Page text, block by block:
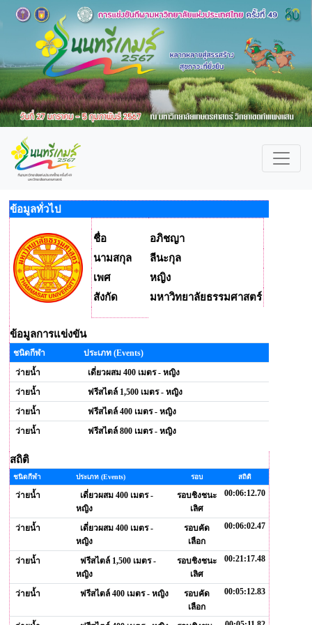
ข้อมูลทั่วไป
ชื่อ
อภิชญา
นามสกุล
ลีนะกุล
เพศ
หญิง
สังกัด
มหาวิทยาลัยธรรมศาสตร์
ข้อมูลการแข่งขัน
ชนิดกีฬา
ประเภท (Events)
ว่ายน้ำ
เดี่ยวผสม 400 เมตร - หญิง
ว่ายน้ำ
ฟรีสไตล์ 1,500 เมตร - หญิง
ว่ายน้ำ
ฟรีสไตล์ 400 เมตร - หญิง
ว่ายน้ำ
ฟรีสไตล์ 800 เมตร - หญิง
สถิติ
ชนิดกีฬา ประเภท (Events) รอบ สถิติ
ว่ายน้ำ
เดี่ยวผสม 400 เมตร -
หญิง
รอบชิงชนะ
เลิศ
00:06:12.70
ว่ายน้ำ
เดี่ยวผสม 400 เมตร -
หญิง
รอบคัด
เลือก
00:06:02.47
ว่ายน้ำ
ฟรีสไตล์ 1,500 เมตร -
หญิง
รอบชิงชนะ
เลิศ
00:21:17.48
ว่ายน้ำ ฟรีสไตล์ 400 เมตร - หญิง
รอบคัด
เลือก
00:05:12.83